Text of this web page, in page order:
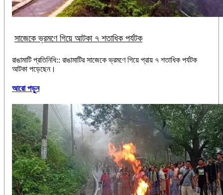
সাজেকে ভ্রমণে গিয়ে আটকা ৭ শতাধিক পর্যটক
রাঙামাটি প্রতিনিধি:: রাঙামাটির সাজেকে ভ্রমণে গিয়ে প্রায় ৭ শতাধিক পর্যটক
আটকা পড়েছেন।
আরো পড়ুন